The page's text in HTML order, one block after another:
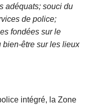
adéquats; souci du
de police;
fondées sur le
bien-être sur les lieux
intégré, la Zone